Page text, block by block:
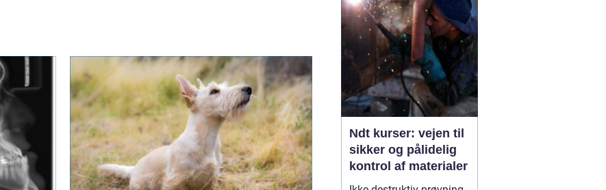
øm eller ændrer adfærd
uden en tydelig årsag.
Her kan12 May 2026
Ndt kurser: vejen til
sikker og pålidelig
kontrol af materialer